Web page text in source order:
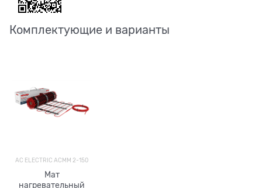
Комплектующие и варианты
AC ELECTRIC ACMM 2-150
Мат
нагревательный